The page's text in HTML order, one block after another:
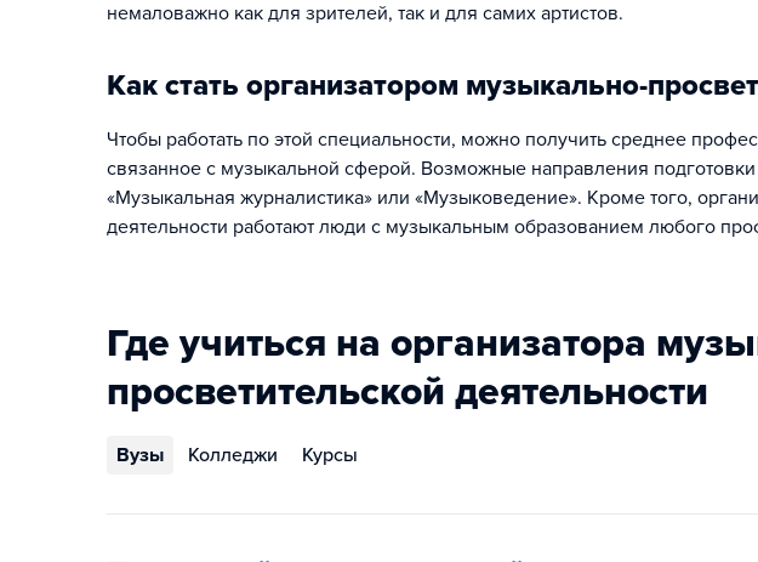
немаловажно как для зрителей, так и для самих артистов.
Как стать организатором музыкально-
Чтобы работать по этой специальности, можно получить среднее
связанное с музыкальной сферой. Возможные направления
«Музыкальная журналистика» или «Музыковедение». Кроме того,
деятельности работают люди с музыкальным образованием любого
Где учиться на организатора
просветительской деятельности
Вузы Колледжи Курсы